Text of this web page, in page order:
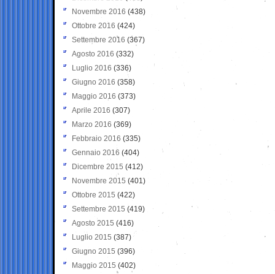
Novembre 2016 (438)
Ottobre 2016 (424)
Settembre 2016 (367)
Agosto 2016 (332)
Luglio 2016 (336)
Giugno 2016 (358)
Maggio 2016 (373)
Aprile 2016 (307)
Marzo 2016 (369)
Febbraio 2016 (335)
Gennaio 2016 (404)
Dicembre 2015 (412)
Novembre 2015 (401)
Ottobre 2015 (422)
Settembre 2015 (419)
Agosto 2015 (416)
Luglio 2015 (387)
Giugno 2015 (396)
Maggio 2015 (402)